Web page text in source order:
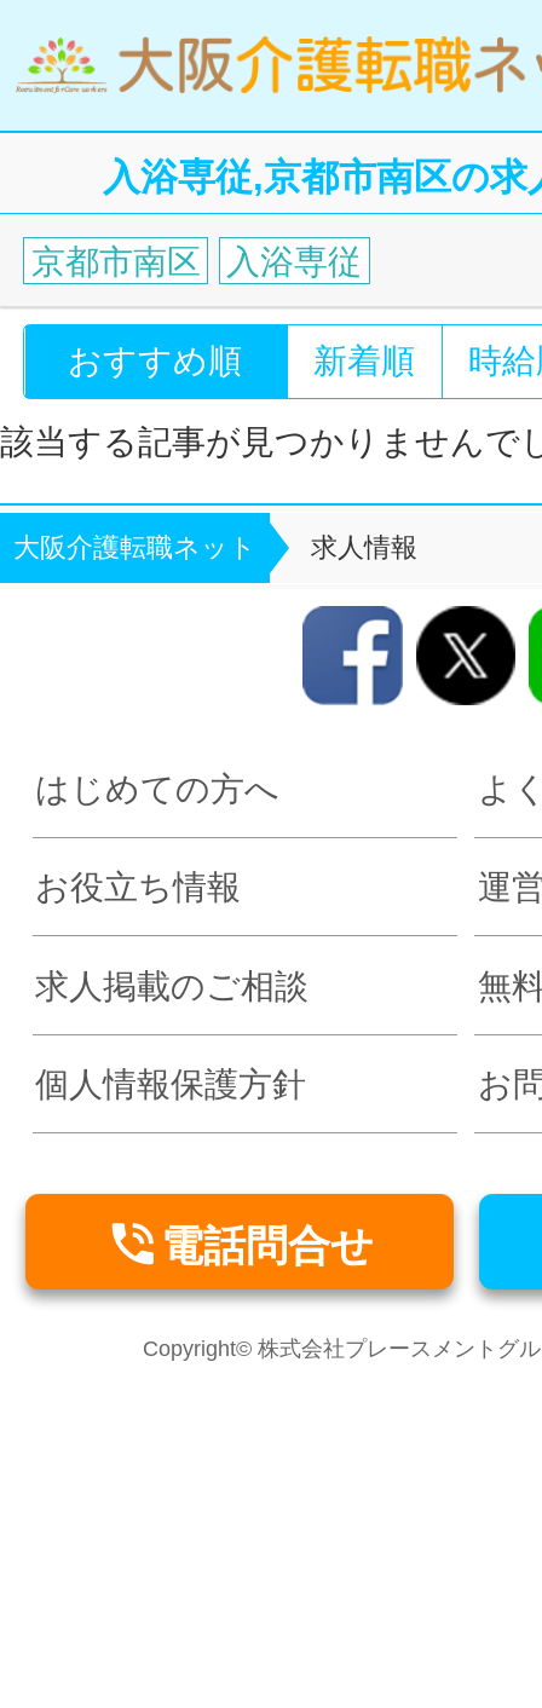
入浴専従,京都市南区の
京都市南区 入浴専従
おすすめ順 新着順 時
該当する記事が見つかりませんで
大阪介護転職ネット 求人情報
はじめての方へ よ
お役立ち情報 運
求人掲載のご相談 無
個人情報保護方針 お
 電話問合せ
Copyright© 株式会社プレースメントグ